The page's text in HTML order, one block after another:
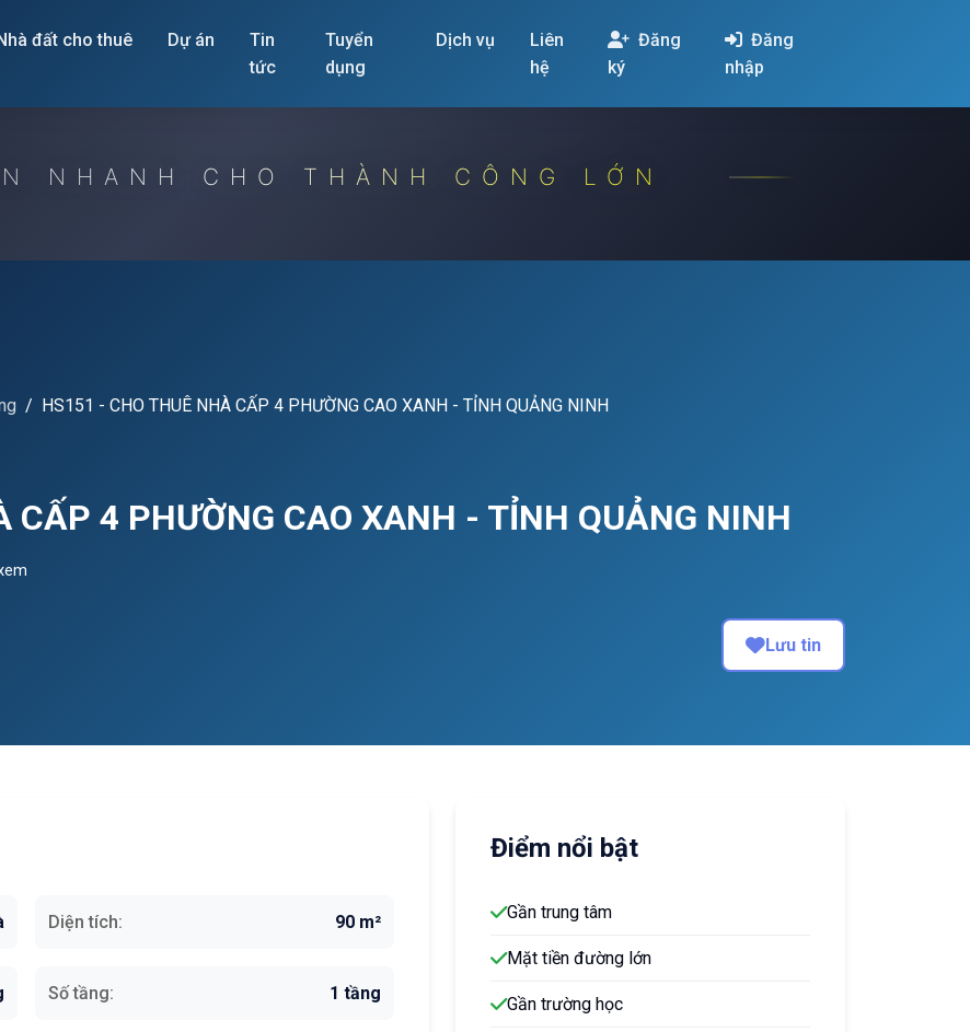
đất cho thuê Dự án
Tin
tức
Tuyển
dụng
Dịch vụ
Liên
hệ
Đăng
ký
Đăng
nhập
NHANH CHO THÀNH CÔNG LỚN
HS151 - CHO THUÊ NHÀ CẤP 4 PHƯỜNG CAO XANH - TỈNH QUẢNG NINH
CẤP 4 PHƯỜNG CAO XANH - TỈNH QUẢNG NINH
Lưu tin
Diện tích: 90 m²
Số tầng: 1 tầng
Điểm nổi bật
Gần trung tâm
Mặt tiền đường lớn
Gần trường học